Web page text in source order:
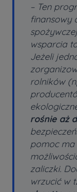
– Ten
finansowy
wsparcia
Jeżeli
rolników
rośnie aż
pomoc
zaliczki.
wrzucić w